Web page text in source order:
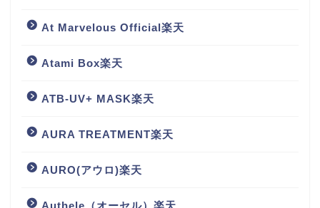
At Marvelous Official楽天
Atami Box楽天
ATB-UV+ MASK楽天
AURA TREATMENT楽天
AURO(アウロ)楽天
Authele（オーセル）楽天